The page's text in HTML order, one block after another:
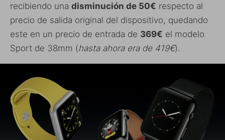
recibiendo una disminución de 50€ respecto al
precio de salida original del dispositivo, quedando
este en un precio de entrada de 369€ el modelo
Sport de 38mm (hasta ahora era de 419€).